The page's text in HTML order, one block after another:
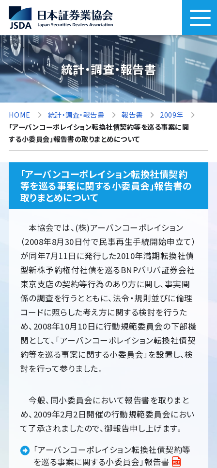
統計・調査・報告書
HOME 統計・調査・報告書 報告書
2009年
「アーバンコーポレイション転換社債契約等を巡る事案に関
する小委員会」報告書の取りまとめについて
「アーバンコーポレイション転換社債契約
等を巡る事案に関する小委員会」報告書の
取りまとめについて
本協会では、(株)アーバンコーポレイション
（2008年8月30日付で民事再生手続開始申立て）
が同年7月11日に発行した2010年満期転換社債
型新株予約権付社債を巡るBNPパリバ証券会社
東京支店の契約等行為のあり方に関し、事実関
係の調査を行うとともに、法令・規則並びに倫理
コードに照らした考え方に関する検討を行うた
め、2008年10月10日に行動規範委員会の下部機
関として、「アーバンコーポレイション転換社債契
約等を巡る事案に関する小委員会」を設置し、検
討を行って参りました。
今般、同小委員会において報告書を取りまと
め、2009年2月2日開催の行動規範委員会におい
て了承されましたので、御報告申し上げます。
「アーバンコーポレイション転換社債契約等
を巡る事案に関する小委員会」報告書